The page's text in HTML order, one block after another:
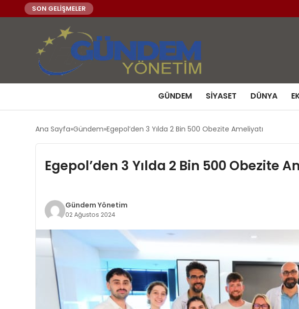
SON GELİŞMELER
GÜNDEM SIYASET DÜNYA
Ana Sayfa Gündem Egepol’den 3 Yılda 2 Bin 500 Obezite Ameliyatı
Egepol’den 3 Yılda 2 Bin 500 Obezite
Gündem Yönetim
02 Ağustos 2024